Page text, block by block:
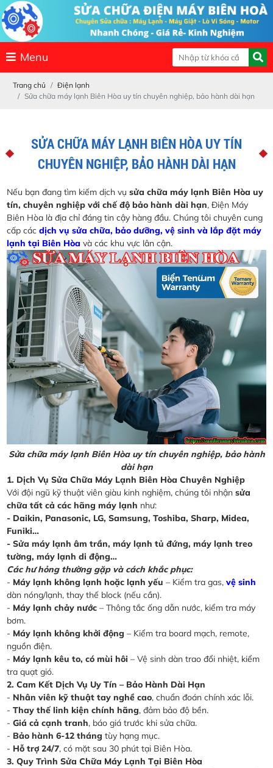
Menu
Trang chủ
Điện lạnh
Sửa chữa máy lạnh Biên Hòa uy tín chuyên nghiệp, bảo hành dài hạn
SỬA CHỮA MÁY LẠNH BIÊN HÒA UY TÍN
CHUYÊN NGHIỆP, BẢO HÀNH DÀI HẠN
Nếu bạn đang tìm kiếm dịch vụsửa chữa máy lạnh Biên Hòa uy
tín, chuyên nghiệp với chế độ bảo hành dài hạn, Điện Máy
Biên Hòa là địa chỉ đáng tin cậy hàng đầu. Chúng tôi chuyên cung
cấp cácdịch vụ sửa chữa, bảo dưỡng, vệ sinh và lắp đặt máy
lạnh tại Biên Hòa và các khu vực lân cận.
Sửa chữa máy lạnh Biên Hòa uy tín chuyên nghiệp, bảo hành
dài hạn
1. Dịch Vụ Sửa Chữa Máy Lạnh Biên Hòa Chuyên Nghiệp
Với đội ngũ kỹ thuật viên giàu kinh nghiệm, chúng tôi nhậnsửa
chữa tất cả các hãng máy lạnh như:
- Daikin, Panasonic, LG, Samsung, Toshiba, Sharp, Midea,
Funiki…
- Sửa máy lạnh âm trần, máy lạnh tủ đứng, máy lạnh treo
tường, máy lạnh di động…
Các hư hỏng thường gặp và cách khắc phục:
- Máy lạnh không lạnh hoặc lạnh yếu – Kiểm tra gas,vệ sinh
dàn nóng/lạnh, thay thế block (nếu cần).
- Máy lạnh chảy nước – Thông tắc ống dẫn nước, kiểm tra máy
bơm.
- Máy lạnh không khởi động – Kiểm tra board mạch, remote,
nguồn điện.
- Máy lạnh kêu to, có mùi hôi – Vệ sinh dàn trao đổi nhiệt, kiểm
tra quạt gió.
2. Cam Kết Dịch Vụ Uy Tín – Bảo Hành Dài Hạn
- Nhân viên kỹ thuật tay nghề cao, chuẩn đoán chính xác lỗi.
-Thay thế linh kiện chính hãng, đảm bảo độ bền.
-Giá cả cạnh tranh, báo giá trước khi sửa chữa.
- Bảo hành 6-12 tháng tùy hạng mục.
- Hỗ trợ 24/7, có mặt sau 30 phút tại Biên Hòa.
3. Quy Trình Sửa Chữa Máy Lạnh Tại Biên Hòa